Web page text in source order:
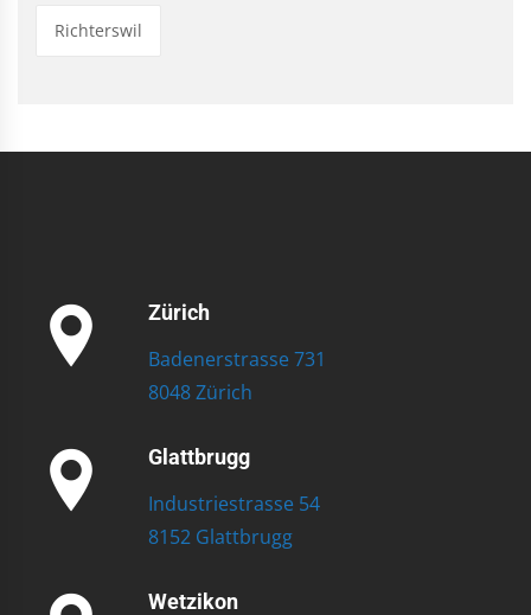
Richterswil
Zürich
Badenerstrasse 731
8048 Zürich
Glattbrugg
Industriestrasse 54
8152 Glattbrugg
Wetzikon